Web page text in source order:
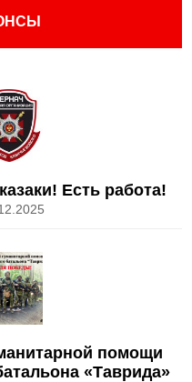
Есть работа!
помощи
«Таврида»